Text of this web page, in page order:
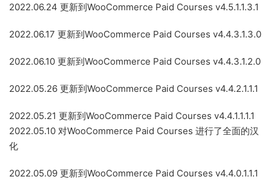
2022.06.24 更新到WooCommerce Paid Courses v4.5.1.1.3.1
2022.06.17 更新到WooCommerce Paid Courses v4.4.3.1.3.0
2022.06.10 更新到WooCommerce Paid Courses v4.4.3.1.2.0
2022.05.26 更新到WooCommerce Paid Courses v4.4.2.1.1.1
2022.05.21 更新到WooCommerce Paid Courses v4.4.1.1.1.1
2022.05.10 对WooCommerce Paid Courses 进行了全面的汉
化
2022.05.09 更新到WooCommerce Paid Courses v4.4.0.1.1.1